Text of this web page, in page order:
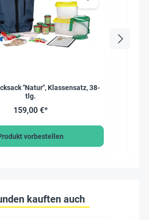
"Natur", Klassensatz, 38-
tlg.
159,00 €*
vorbestellen
kauften auch